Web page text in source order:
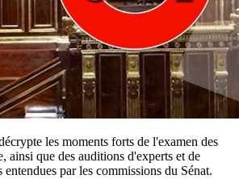
les moments forts de l'examen des
ainsi que des auditions d'experts et de
par les commissions du Sénat.